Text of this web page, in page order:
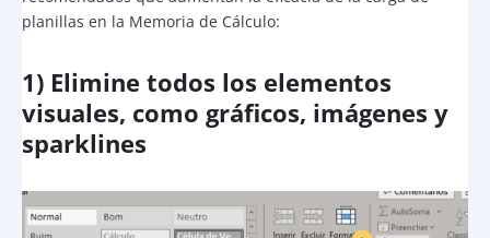
planillas en la Memoria de Cálculo:
1) Elimine todos los elementos
visuales, como gráficos, imágenes y
sparklines